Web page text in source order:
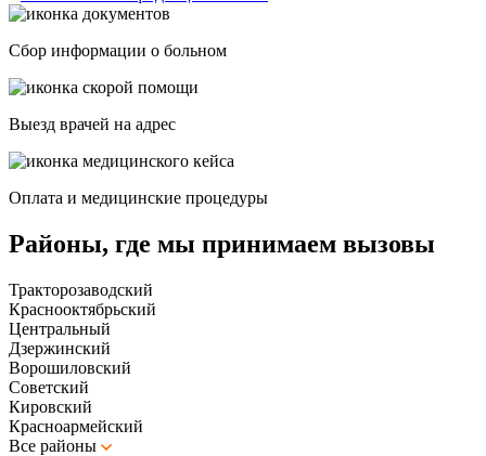
Сбор информации о больном
Выезд врачей на адрес
Оплата и медицинские процедуры
Районы, где мы принимаем вызовы
Тракторозаводский
Краснооктябрьский
Центральный
Дзержинский
Ворошиловский
Советский
Кировский
Красноармейский
Все районы